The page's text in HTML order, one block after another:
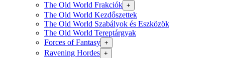
The Old World Frakciók +
The Old World Kezdőszettek
The Old World Szabályok és Eszközök
The Old World Tereptárgyak
Forces of Fantasy +
Ravening Hordes +